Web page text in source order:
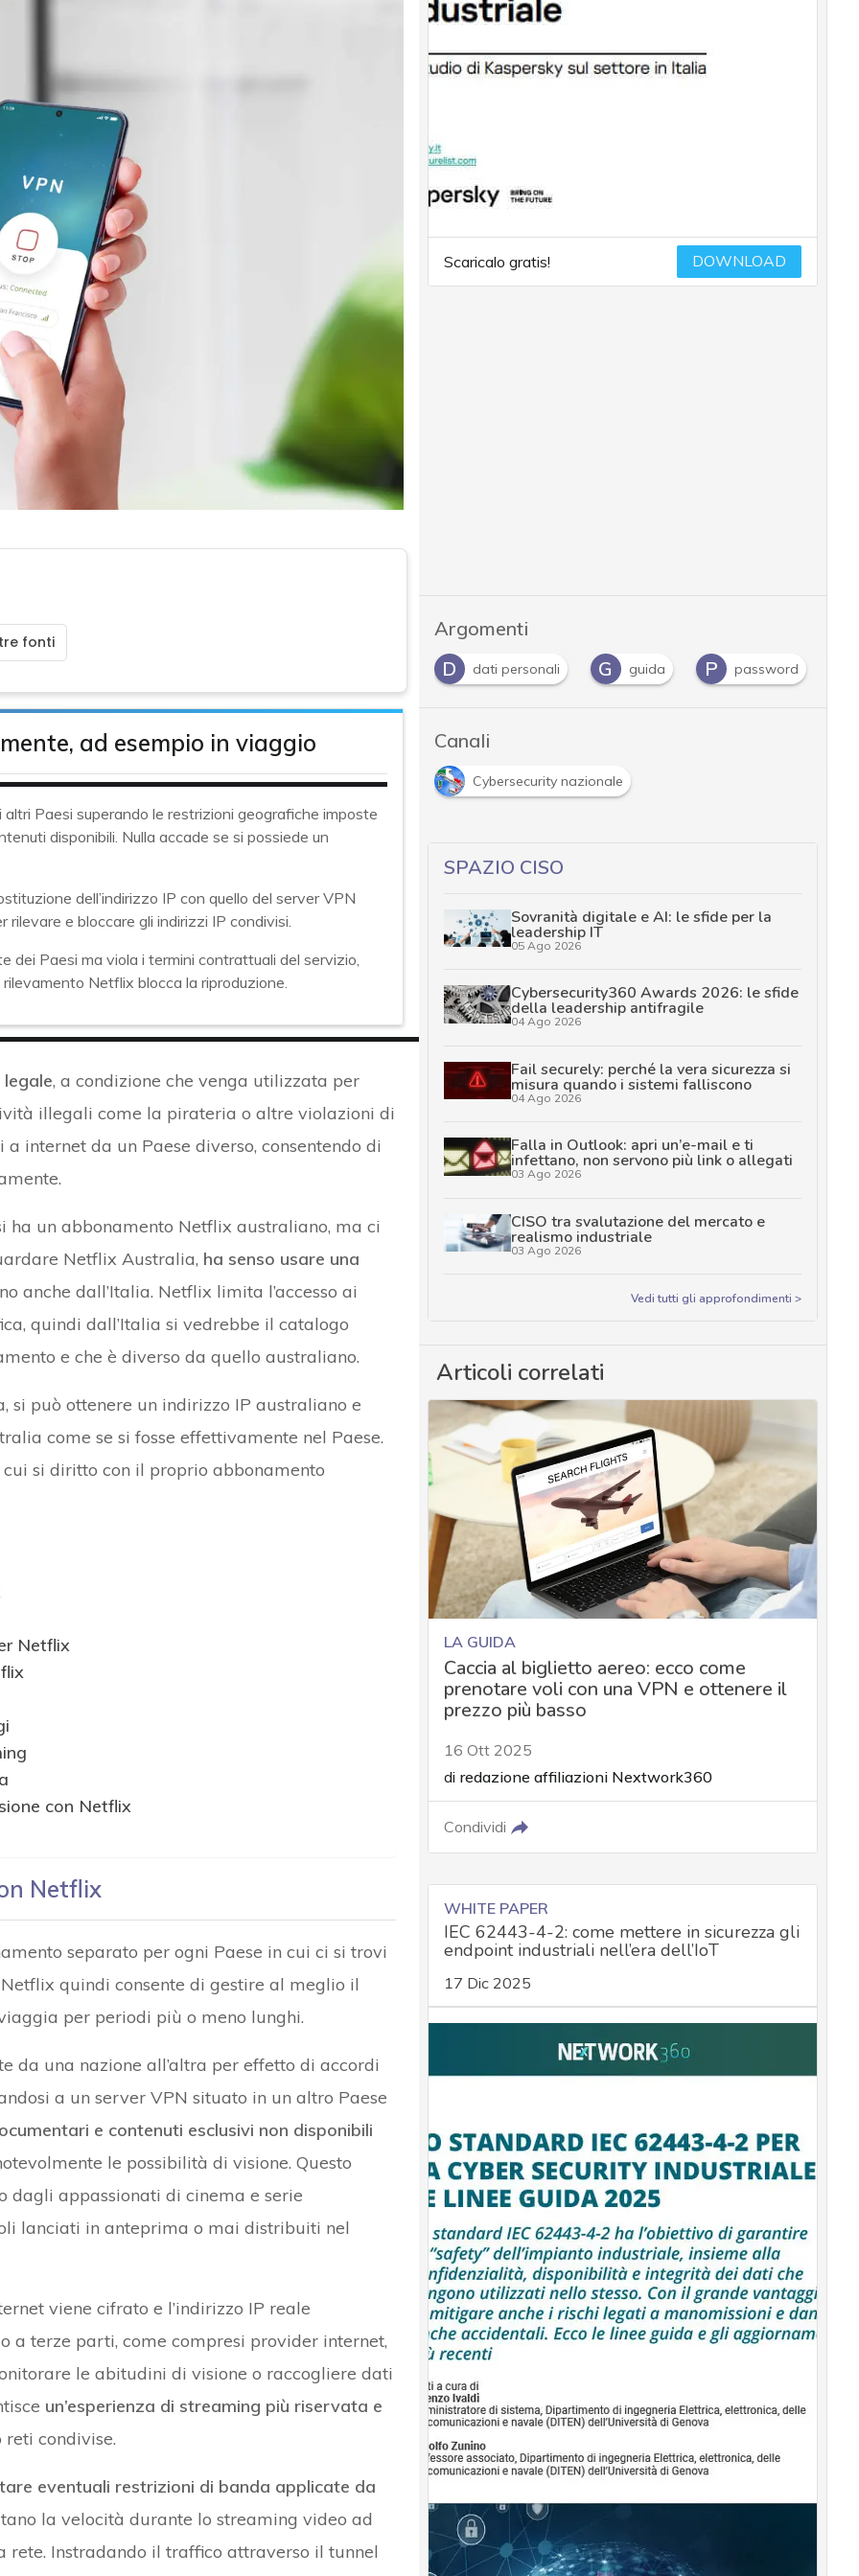
fonti
ad esempio in viaggio
Paesi superando le restrizioni geografiche imposte
disponibili. Nulla accade se si possiede un
dell’indirizzo IP con quello del server VPN
e bloccare gli indirizzi IP condivisi.
dei Paesi ma viola i termini contrattuali del servizio,
Netflix blocca la riproduzione.
legale, a condizione che venga utilizzata per
illegali come la pirateria o altre violazioni di
internet da un Paese diverso, consentendo di
ha un abbonamento Netflix australiano, ma ci
Netflix Australia, ha senso usare una
anche dall’Italia. Netflix limita l’accesso ai
quindi dall’Italia si vedrebbe il catalogo
e che è diverso da quello australiano.
si può ottenere un indirizzo IP australiano e
come se si fosse effettivamente nel Paese.
si diritto con il proprio abbonamento
Netflix
con Netflix
Netflix
separato per ogni Paese in cui ci si trovi
quindi consente di gestire al meglio il
per periodi più o meno lunghi.
da una nazione all’altra per effetto di accordi
a un server VPN situato in un altro Paese
e contenuti esclusivi non disponibili
le possibilità di visione. Questo
appassionati di cinema e serie
lanciati in anteprima o mai distribuiti nel
viene cifrato e l’indirizzo IP reale
a terze parti, come compresi provider internet,
le abitudini di visione o raccogliere dati
un’esperienza di streaming più riservata e
condivise.
eventuali restrizioni di banda applicate da
la velocità durante lo streaming video ad
Instradando il traffico attraverso il tunnel
Scaricalo gratis! DOWNLOAD
Argomenti
D dati personali G guida P password
Canali
Cybersecurity nazionale
SPAZIO CISO
Sovranità digitale e AI: le sfide per la
leadership IT
05 Ago 2026
Cybersecurity360 Awards 2026: le sfide
della leadership antifragile
04 Ago 2026
Fail securely: perché la vera sicurezza si
misura quando i sistemi falliscono
04 Ago 2026
Falla in Outlook: apri un’e-mail e ti
infettano, non servono più link o allegati
03 Ago 2026
CISO tra svalutazione del mercato e
realismo industriale
03 Ago 2026
Vedi tutti gli approfondimenti >
Articoli correlati
LA GUIDA
Caccia al biglietto aereo: ecco come
prenotare voli con una VPN e ottenere il
prezzo più basso
16 Ott 2025
di redazione affiliazioni Nextwork360
Condividi
WHITE PAPER
IEC 62443-4-2: come mettere in sicurezza gli
endpoint industriali nell’era dell’IoT
17 Dic 2025